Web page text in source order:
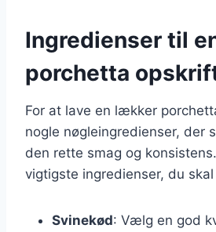
Ingredienser til
porchetta
For at lave en lækker
nogle nøgleingredienser, der
den rette smag og
vigtigste ingredienser, du
Svinekød: Vælg en god